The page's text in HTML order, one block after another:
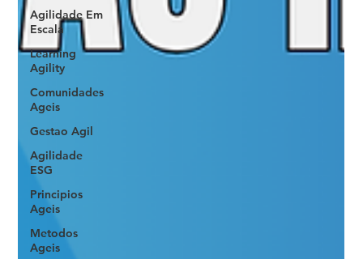
Agilidade Em
Escala
Learning
Agility
Comunidades
Ageis
Gestao Agil
Agilidade
ESG
Principios
Ageis
Metodos
Ageis